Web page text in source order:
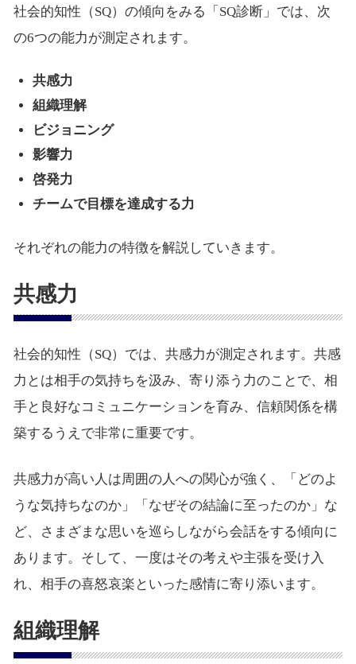
社会的知性（SQ）の傾向をみる「SQ診断」では、次
の6つの能力が測定されます。
共感力
組織理解
ビジョニング
影響力
啓発力
チームで目標を達成する力
それぞれの能力の特徴を解説していきます。
共感力
社会的知性（SQ）では、共感力が測定されます。共感
力とは相手の気持ちを汲み、寄り添う力のことで、相
手と良好なコミュニケーションを育み、信頼関係を構
築するうえで非常に重要です。
共感力が高い人は周囲の人への関心が強く、「どのよ
うな気持ちなのか」「なぜその結論に至ったのか」な
ど、さまざまな思いを巡らしながら会話をする傾向に
あります。そして、一度はその考えや主張を受け入
れ、相手の喜怒哀楽といった感情に寄り添います。
組織理解